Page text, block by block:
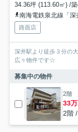
34.36坪 (113.60㎡) /
南海電鉄泉北線「
路面店
深井駅より徒歩３分の
広々物件です☆
募集中の物件
2階
33
2階